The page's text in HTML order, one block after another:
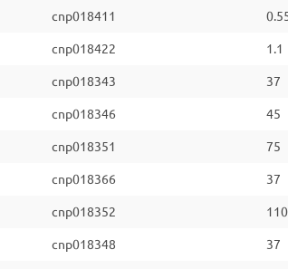
cnp018411
cnp018422 1.1
cnp018343 37
cnp018346 45
cnp018351 75
cnp018366 37
cnp018352 110
cnp018348 37